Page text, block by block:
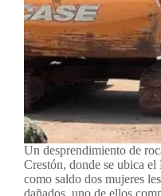
Un desprendimiento de
Crestón, donde se ubica
como saldo dos mujeres
dañados, uno de ellos